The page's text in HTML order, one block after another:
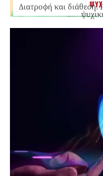
Διατροφή και διάθεση: